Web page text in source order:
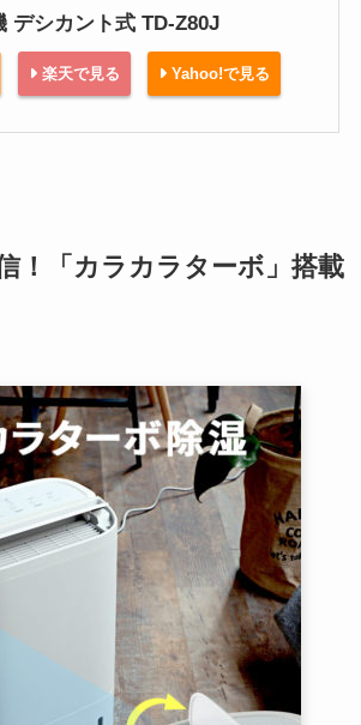
デシカント式 TD-Z80J
楽天で見る Yahoo!で見る
！「カラカラターボ」搭載